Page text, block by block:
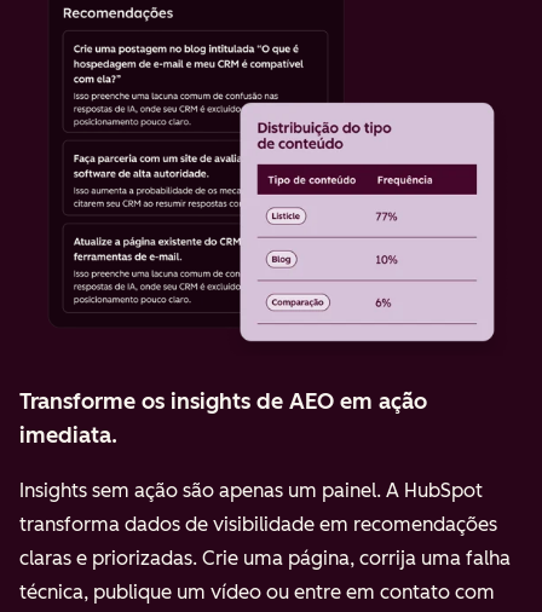
Transforme os insights de AEO em ação
imediata.
Insights sem ação são apenas um painel. A HubSpot
transforma dados de visibilidade em recomendações
claras e priorizadas. Crie uma página, corrija uma falha
técnica, publique um vídeo ou entre em contato com